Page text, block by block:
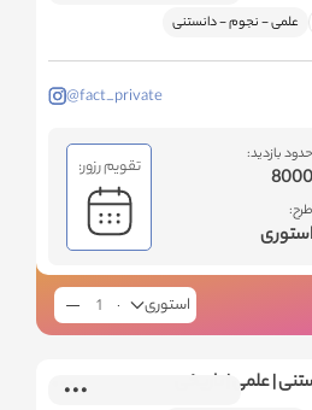
علمی - نجوم - دانستنی
@fact_private
حدود بازدید:
8000
طرح:
استوری
تقویم رزور:
استوری
| علمی | تاریخی